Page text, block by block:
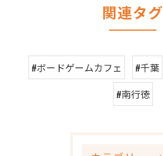
関連タグ
#ボードゲームカフェ #千葉
#南行徳